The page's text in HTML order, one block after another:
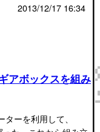
2013/12/17 16:34
アボックスを組み
ーを利用して、